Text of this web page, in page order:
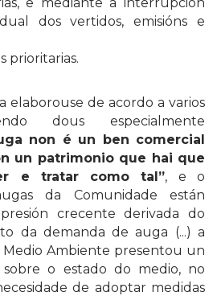
dos vertidos, emisións e
prioritarias.
elaborouse de acordo a varios
dous especialmente
non é un ben comercial
un patrimonio que hai que
e tratar como tal”, e o
da Comunidade están
crecente derivada do
da demanda de auga (...) a
Medio Ambiente presentou un
o estado do medio, no
de adoptar medidas